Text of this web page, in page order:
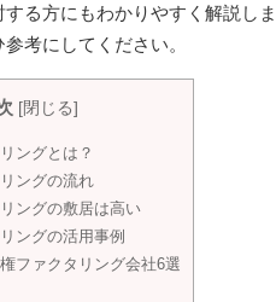
る方にもわかりやすく解説し
考にしてください。
[閉じる]
ングとは？
ングの流れ
ングの敷居は高い
ングの活用事例
ファクタリング会社6選